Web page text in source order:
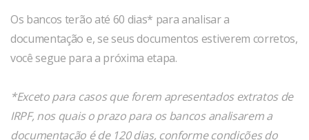
Os bancos terão até 60 dias* para analisar a
documentação e, se seus documentos estiverem corretos,
você segue para a próxima etapa.
*Exceto para casos que forem apresentados extratos de
IRPF, nos quais o prazo para os bancos analisarem a
documentação é de 120 dias, conforme condições do